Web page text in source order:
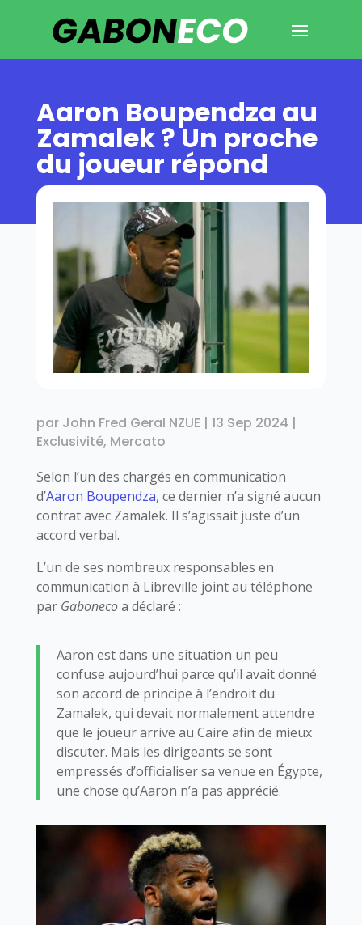
Aaron Boupendza au
Zamalek ? Un proche
du joueur répond
par John Fred Geral NZUE | 13 Sep 2024 |
Exclusivité, Mercato
Selon l’un des chargés en communication
d’Aaron Boupendza, ce dernier n’a signé aucun
contrat avec Zamalek. Il s’agissait juste d’un
accord verbal.
L’un de ses nombreux responsables en
communication à Libreville joint au téléphone
par Gabonecoa déclaré :
Aaron est dans une situation un peu
confuse aujourd’hui parce qu’il avait donné
son accord de principe à l’endroit du
Zamalek, qui devait normalement attendre
que le joueur arrive au Caire afin de mieux
discuter. Mais les dirigeants se sont
empressés d’officialiser sa venue en Égypte,
une chose qu’Aaron n’a pas apprécié.